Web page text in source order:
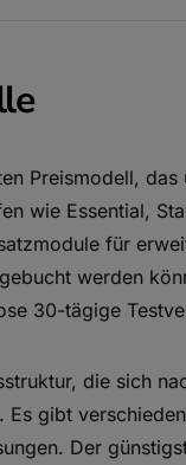
Preismodell, das
wie Essential,
für
werden
30-tägige
die sich
gibt
Der